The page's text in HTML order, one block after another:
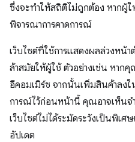
ซึ่งจะทำให้สถิติไม่ถูกต้อง หากผู้ใ
พิจารณาการคาดการณ์
เว็บไซต์ที่ใช้การแสดงผลล่วงหน้
ล้าสมัยให้ผู้ใช้ ตัวอย่างเช่น หาก
อีคอมเมิร์ซ จากนั้นเพิ่มสินค้าลงใ
การณ์ไว้ก่อนหน้านี้ คุณอาจเห็นจ
เว็บไซต์ไม่ได้ระมัดระวังเป็นพิเ
อัปเดต